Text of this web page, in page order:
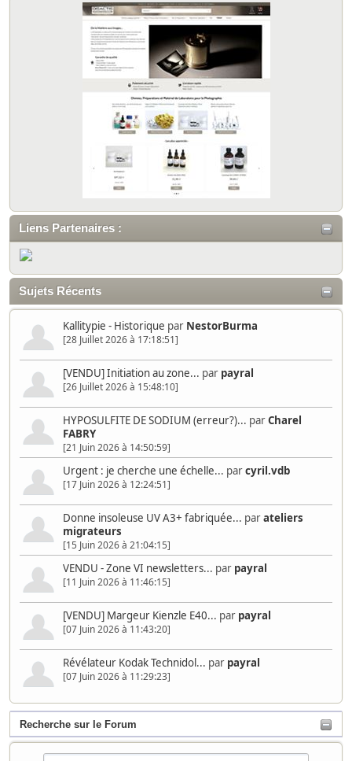
Liens Partenaires :
Sujets Récents
Kallitypie - Historique par NestorBurma
[28 Juillet 2026 à 17:18:51]
[VENDU] Initiation au zone... par payral
[26 Juillet 2026 à 15:48:10]
HYPOSULFITE DE SODIUM (erreur?)... parCharel
FABRY
[21 Juin 2026 à 14:50:59]
Urgent : je cherche une échelle... parcyril.vdb
[17 Juin 2026 à 12:24:51]
Donne insoleuse UV A3+ fabriquée... parateliers
migrateurs
[15 Juin 2026 à 21:04:15]
VENDU - Zone VI newsletters... par payral
[11 Juin 2026 à 11:46:15]
[VENDU] Margeur Kienzle E40... par payral
[07 Juin 2026 à 11:43:20]
Révélateur Kodak Technidol... par payral
[07 Juin 2026 à 11:29:23]
Recherche sur le Forum